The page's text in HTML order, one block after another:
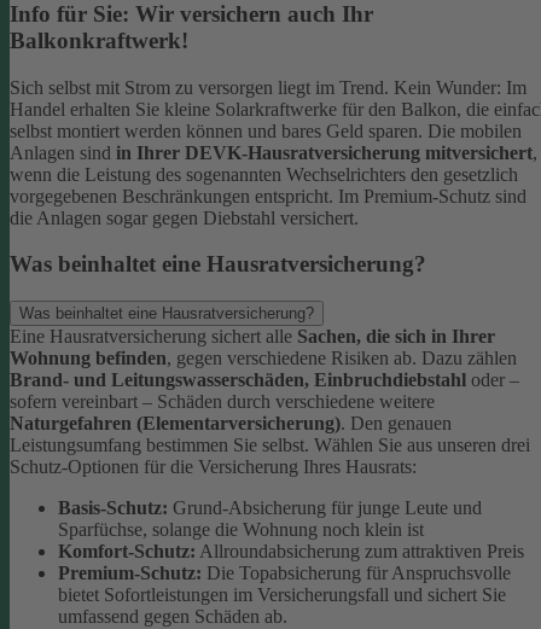
Info für Sie: Wir versichern auch Ihr
Balkonkraftwerk!
Sich selbst mit Strom zu versorgen liegt im Trend. Kein Wunder: Im
Handel erhalten Sie kleine Solarkraftwerke für den Balkon, die
selbst montiert werden können und bares Geld sparen. Die mobilen
Anlagen sind in Ihrer DEVK-Hausratversicherung mitversichert,
wenn die Leistung des sogenannten Wechselrichters den gesetzlich
vorgegebenen Beschränkungen entspricht. Im Premium-Schutz sind
die Anlagen sogar gegen Diebstahl versichert.
Was beinhaltet eine Hausratversicherung?
Was beinhaltet eine Hausratversicherung?
Eine Hausratversicherung sichert alle Sachen, die sich in Ihrer
Wohnung befinden, gegen verschiedene Risiken ab. Dazu zählen
Brand- und Leitungswasserschäden, Einbruchdiebstahl oder –
sofern vereinbart – Schäden durch verschiedene weitere
Naturgefahren (Elementarversicherung). Den genauen
Leistungsumfang bestimmen Sie selbst. Wählen Sie aus unseren drei
Schutz-Optionen für die Versicherung Ihres Hausrats:
Basis-Schutz: Grund-Absicherung für junge Leute und
Sparfüchse, solange die Wohnung noch klein ist
Komfort-Schutz: Allroundabsicherung zum attraktiven Preis
Premium-Schutz: Die Topabsicherung für Anspruchsvolle
bietet Sofortleistungen im Versicherungsfall und sichert Sie
umfassend gegen Schäden ab.